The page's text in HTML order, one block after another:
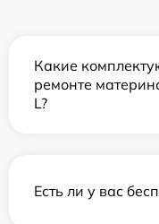
Какие
ремонте
L?
Есть ли у вас